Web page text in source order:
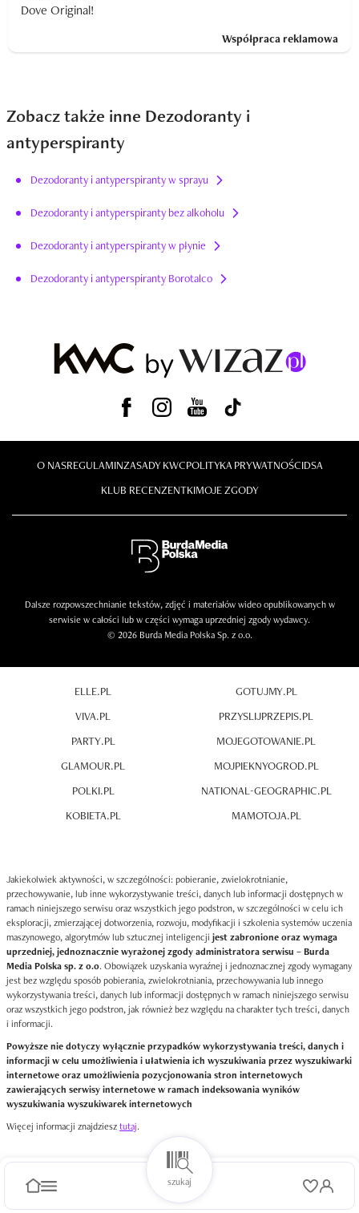
Współpraca reklamowa
Zobacz także inne Dezodoranty i
antyperspiranty
Dezodoranty i antyperspiranty w sprayu
Dezodoranty i antyperspiranty bez alkoholu
Dezodoranty i antyperspiranty w płynie
Dezodoranty i antyperspiranty Borotalco
O NASREGULAMINZASADY KWCPOLITYKA PRYWATNOŚCIDSA
KLUB RECENZENTKIMOJE ZGODY
Dalsze rozpowszechnianie tekstów, zdjęć i materiałów wideo opublikowanych w
serwisie w całości lub w części wymaga uprzedniej zgody wydawcy.
© 2026 Burda Media Polska Sp. z o.o.
ELLE.PL
VIVA.PL
PARTY.PL
GLAMOUR.PL
POLKI.PL
KOBIETA.PL
GOTUJMY.PL
PRZYSLIJPRZEPIS.PL
MOJEGOTOWANIE.PL
MOJPIEKNYOGROD.PL
NATIONAL-GEOGRAPHIC.PL
MAMOTOJA.PL
Jakiekolwiek aktywności, w szczególności: pobieranie, zwielokrotnianie,
przechowywanie, lub inne wykorzystywanie treści, danych lub informacji dostępnych w
ramach niniejszego serwisu oraz wszystkich jego podstron, w szczególności w celu ich
eksploracji, zmierzającej dotworzenia, rozwoju, modyfikacji i szkolenia systemów uczenia
maszynowego, algorytmów lub sztucznej inteligencji jest zabronione oraz wymaga
uprzedniej, jednoznacznie wyrażonej zgody administratora serwisu – Burda
Media Polska sp. z o.o. Obowiązek uzyskania wyraźnej i jednoznacznej zgody wymagany
jest bez względu sposób pobierania, zwielokrotniania, przechowywania lub innego
wykorzystywania treści, danych lub informacji dostępnych w ramach niniejszego serwisu
oraz wszystkich jego podstron, jak również bez względu na charakter tych treści, danych
i informacji.
Powyższe nie dotyczy wyłącznie przypadków wykorzystywania treści, danych i
informacji w celu umożliwienia i ułatwienia ich wyszukiwania przez wyszukiwarki
internetowe oraz umożliwienia pozycjonowania stron internetowych
zawierających serwisy internetowe w ramach indeksowania wyników
wyszukiwania wyszukiwarek internetowych
Więcej informacji znajdziesztutaj.
szukaj